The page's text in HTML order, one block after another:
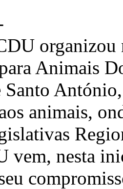
organizou
Animais
Santo
animais,
vem, nesta